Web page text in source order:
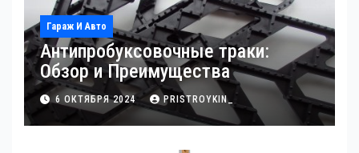
Гараж И Авто
Антипробуксовочные траки:
Обзор и Преимущества
6 ОКТЯБРЯ 2024 PRISTROYKIN_